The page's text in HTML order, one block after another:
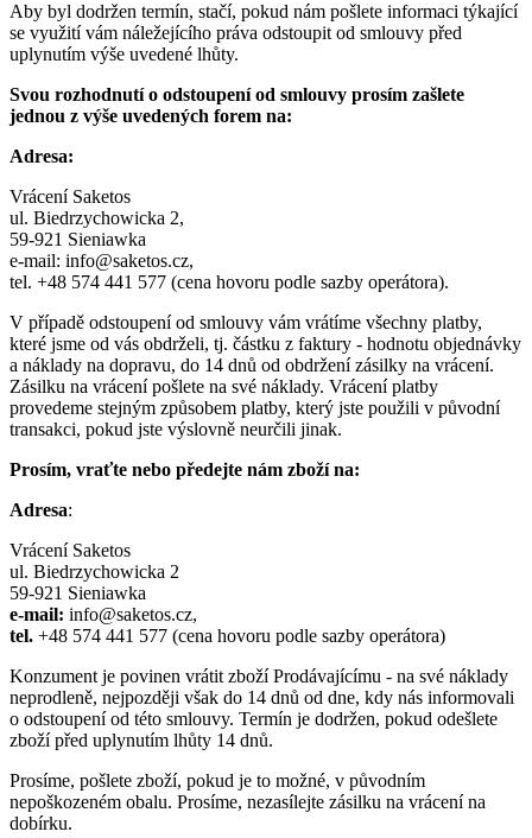
Aby byl dodržen termín, stačí, pokud nám pošlete informaci týkající
se využití vám náležejícího práva odstoupit od smlouvy před
uplynutím výše uvedené lhůty.
Svou rozhodnutí o odstoupení od smlouvy prosím zašlete
jednou z výše uvedených forem na:
Adresa:
Vrácení Saketos
ul. Biedrzychowicka 2,
59-921 Sieniawka
e-mail: info@saketos.cz,
tel. +48 574 441 577 (cena hovoru podle sazby operátora).
V případě odstoupení od smlouvy vám vrátíme všechny platby,
které jsme od vás obdrželi, tj. částku z faktury - hodnotu objednávky
a náklady na dopravu, do 14 dnů od obdržení zásilky na vrácení.
Zásilku na vrácení pošlete na své náklady. Vrácení platby
provedeme stejným způsobem platby, který jste použili v původní
transakci, pokud jste výslovně neurčili jinak.
Prosím, vraťte nebo předejte nám zboží na:
Adresa:
Vrácení Saketos
ul. Biedrzychowicka 2
59-921 Sieniawka
e-mail: info@saketos.cz,
tel. +48 574 441 577 (cena hovoru podle sazby operátora)
Konzument je povinen vrátit zboží Prodávajícímu - na své náklady
neprodleně, nejpozději však do 14 dnů od dne, kdy nás informovali
o odstoupení od této smlouvy. Termín je dodržen, pokud odešlete
zboží před uplynutím lhůty 14 dnů.
Prosíme, pošlete zboží, pokud je to možné, v původním
nepoškozeném obalu. Prosíme, nezasílejte zásilku na vrácení na
dobírku.